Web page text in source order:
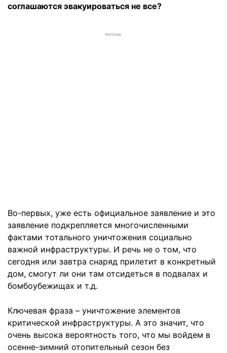
соглашаются эвакуироваться не все?
РЕКЛАМА
Во-первых, уже есть официальное заявление и это
заявление подкрепляется многочисленными
фактами тотального уничтожения социально
важной инфраструктуры. И речь не о том, что
сегодня или завтра снаряд прилетит в конкретный
дом, смогут ли они там отсидеться в подвалах и
бомбоубежищах и т.д.
Ключевая фраза – уничтожение элементов
критической инфраструктуры. А это значит, что
очень высока вероятность того, что мы войдем в
осенне-зимний отопительный сезон без